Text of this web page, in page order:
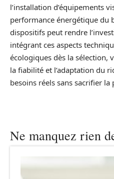
l’installation d’équipements
performance énergétique du
dispositifs peut rendre
intégrant ces aspects
écologiques dès la sélection,
la fiabilité et l’adaptation du
besoins réels sans sacrifier
Ne manquez rien